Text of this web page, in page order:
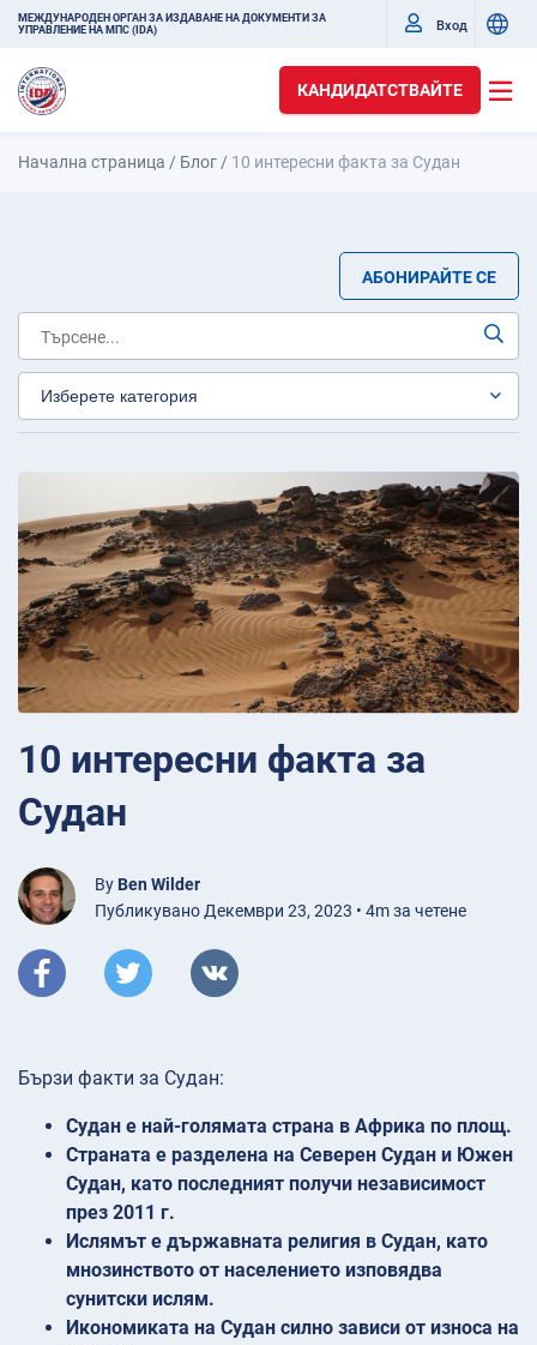
МЕЖДУНАРОДЕН ОРГАН ЗА ИЗДАВАНЕ НА ДОКУМЕНТИ ЗА
УПРАВЛЕНИЕ НА МПС (IDA)
Вход
КАНДИДАТСТВАЙТЕ
Начална страница / Блог / 10 интересни факта за Судан
АБОНИРАЙТЕ СЕ
10 интересни факта за
Судан
By Ben Wilder
Публикувано Декември 23, 2023 • 4m за четене
Бързи факти за Судан:
Судан е най-голямата страна в Африка по площ.
Страната е разделена на Северен Судан и Южен
Судан, като последният получи независимост
през 2011 г.
Ислямът е държавната религия в Судан, като
мнозинството от населението изповядва
сунитски ислям.
Икономиката на Судан силно зависи от износа на